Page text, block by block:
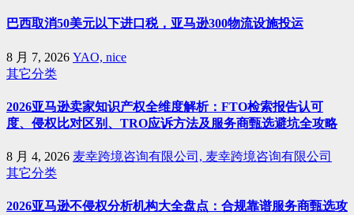
巴西取消50美元以下进口税，亚马逊300物流设施投运
8 月 7, 2026 YAO, nice
其它分类
2026亚马逊卖家知识产权全维度解析：FTO检索报告认可
度、侵权比对区别、TRO应诉方法及服务商甄选避坑全攻略
8 月 4, 2026 麦幸跨境咨询有限公司, 麦幸跨境咨询有限公司
其它分类
2026亚马逊不侵权分析机构大全盘点：合规靠谱服务商甄选攻